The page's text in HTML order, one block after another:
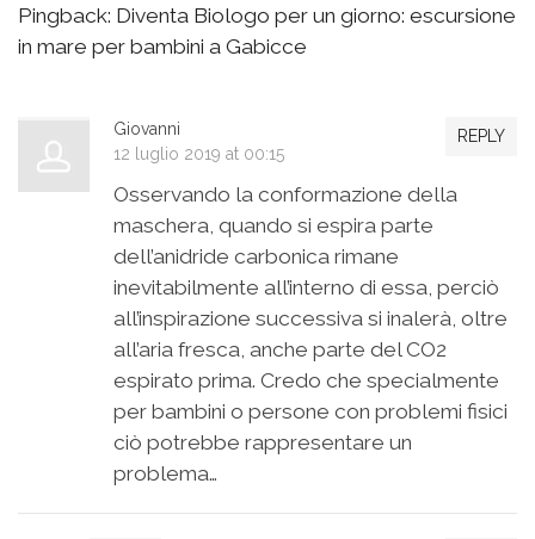
Pingback: Diventa Biologo per un giorno: escursione
in mare per bambini a Gabicce
REPLY
Giovanni
12 luglio 2019 at 00:15
Osservando la conformazione della
maschera, quando si espira parte
dell’anidride carbonica rimane
inevitabilmente all’interno di essa, perciò
all’inspirazione successiva si inalerà, oltre
all’aria fresca, anche parte del CO2
espirato prima. Credo che specialmente
per bambini o persone con problemi fisici
ciò potrebbe rappresentare un
problema…